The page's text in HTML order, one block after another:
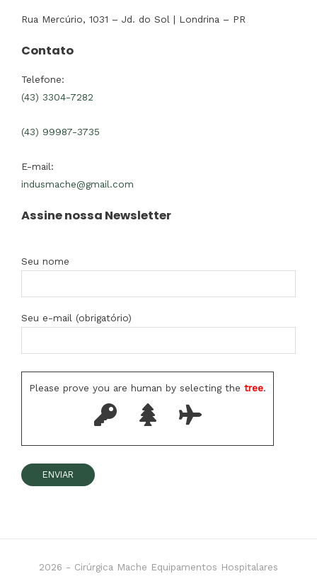
Rua Mercúrio, 1031 – Jd. do Sol | Londrina – PR
Contato
Telefone:
(43) 3304-7282
(43) 99987-3735
E-mail:
indusmache@gmail.com
Assine nossa Newsletter
Seu nome
Seu e-mail (obrigatório)
Please prove you are human by selecting the tree.
2026 - Cirúrgica Mache Equipamentos Hospitalares